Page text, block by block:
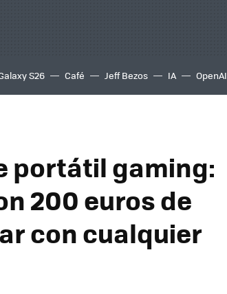
S26 Café Jeff Bezos IA OpenAI
portátil gaming:
200 euros de
con cualquier